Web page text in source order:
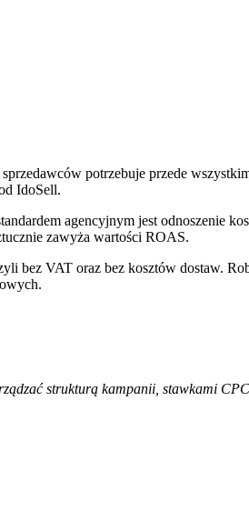
potrzebuje przede
IdoSell.
agencyjnym jest odnoszenie
zawyża wartości ROAS.
bez VAT oraz bez kosztów dostaw.
strukturą kampanii, stawkami